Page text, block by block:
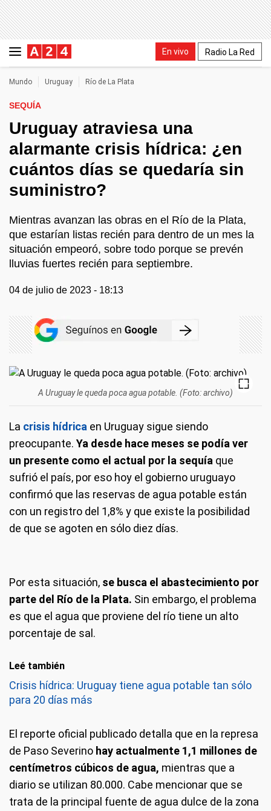
En vivo Radio La Red
Mundo Uruguay Río de La Plata
SEQUÍA
Uruguay atraviesa una
alarmante crisis hídrica: ¿en
cuántos días se quedaría sin
suministro?
Mientras avanzan las obras en el Río de la Plata,
que estarían listas recién para dentro de un mes la
situación empeoró, sobre todo porque se prevén
lluvias fuertes recién para septiembre.
04 de julio de 2023 - 18:13
A Uruguay le queda poca agua potable. (Foto: archivo)
La crisis hídrica en Uruguay sigue siendo
preocupante. Ya desde hace meses se podía ver
un presente como el actual por la sequía que
sufrió el país, por eso hoy el gobierno uruguayo
confirmó que las reservas de agua potable están
con un registro del 1,8% y que existe la posibilidad
de que se agoten en sólo diez días.
Por esta situación, se busca el abastecimiento por
parte del Río de la Plata. Sin embargo, el problema
es que el agua que proviene del río tiene un alto
porcentaje de sal.
Leé también
Crisis hídrica: Uruguay tiene agua potable tan sólo
para 20 días más
El reporte oficial publicado detalla que en la represa
de Paso Severino hay actualmente 1,1 millones de
centímetros cúbicos de agua, mientras que a
diario se utilizan 80.000. Cabe mencionar que se
trata de la principal fuente de agua dulce de la zona